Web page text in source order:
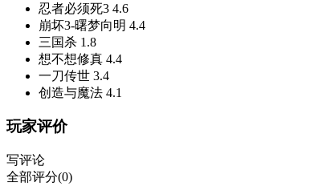
忍者必须死3 4.6
崩坏3-曙梦向明 4.4
三国杀 1.8
想不想修真 4.4
一刀传世 3.4
创造与魔法 4.1
玩家评价
写评论
全部评分(0)